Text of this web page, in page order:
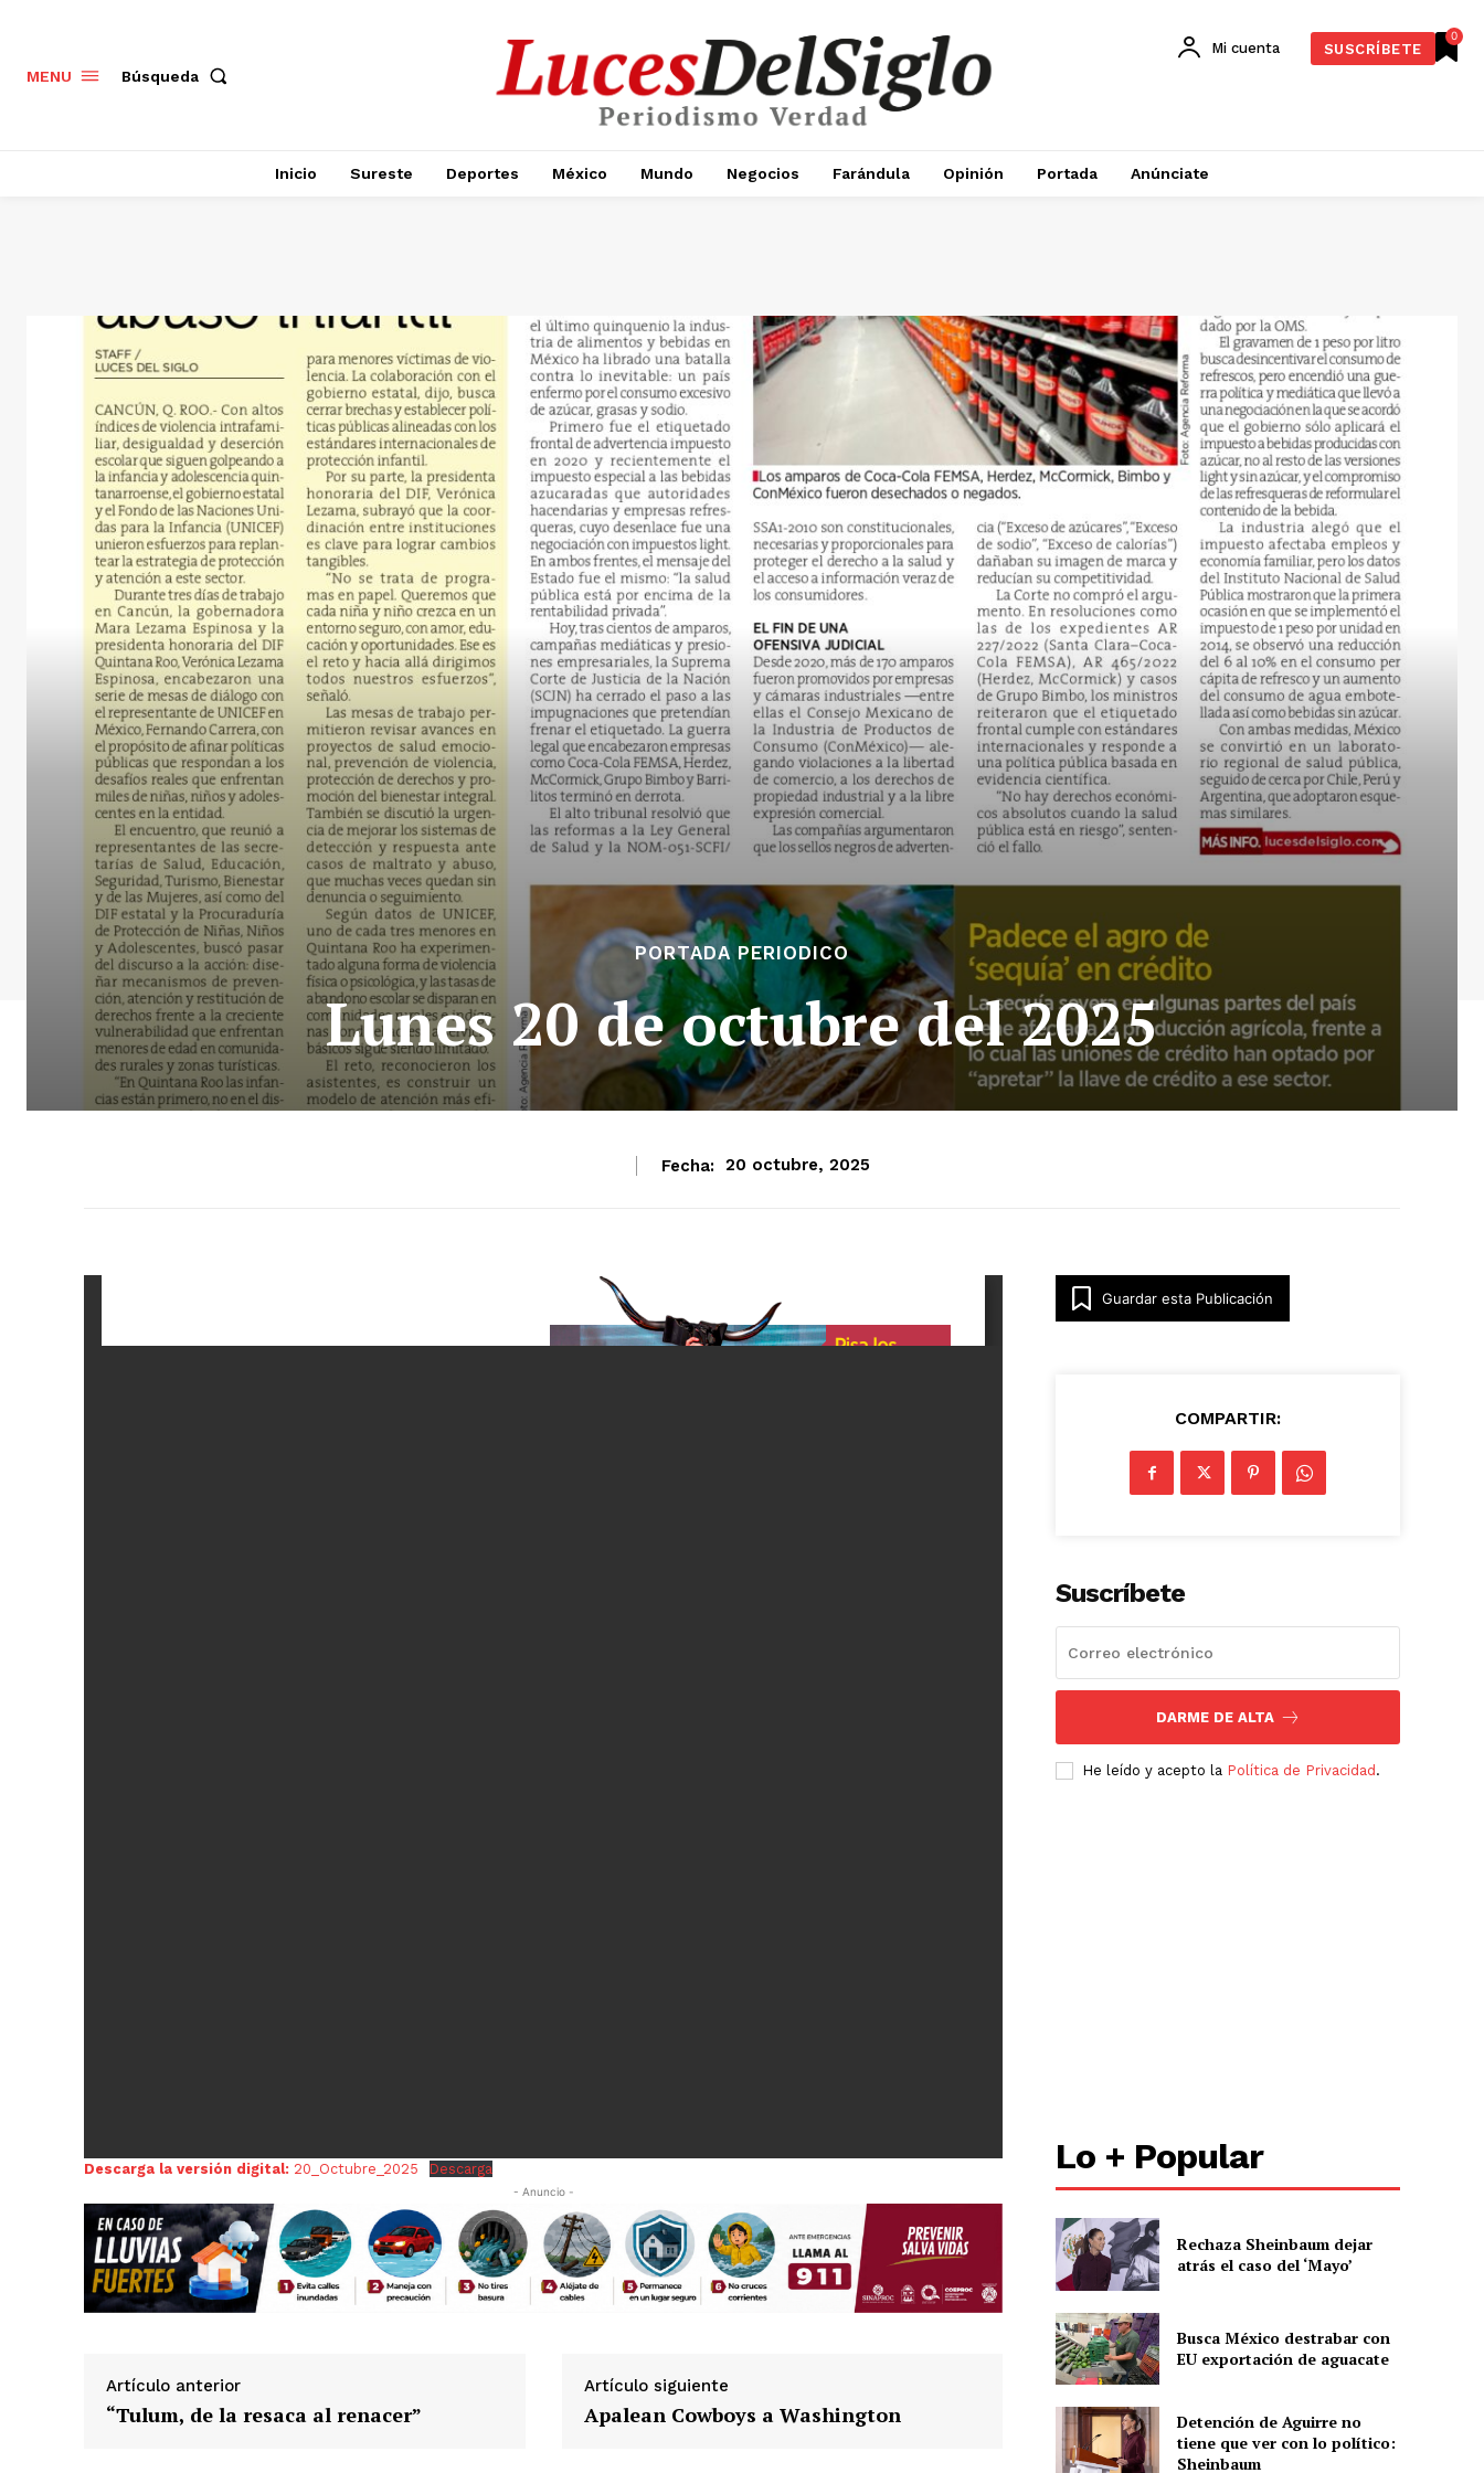
Luces
Nosotros
MENU Búsqueda
0
Mi cuenta SUSCRÍBETE
Inicio Sureste Deportes México Mundo Negocios Farándula Opinión Portada Anúnciate
PORTADA PERIODICO
Lunes 20 de octubre del 2025
Fecha: 20 octubre, 2025
Descarga la versión digital: 20_Octubre_2025 Descarga
- Anuncio -
Artículo anterior
“Tulum, de la resaca al renacer”
Artículo siguiente
Apalean Cowboys a Washington
Guardar esta Publicación
COMPARTIR:
Suscríbete
DARME DE ALTA
He leído y acepto la Política de Privacidad .
Lo + Popular
Rechaza Sheinbaum dejar
atrás el caso del ‘Mayo’
Busca México destrabar con
EU exportación de aguacate
Detención de Aguirre no
tiene que ver con lo político:
Sheinbaum